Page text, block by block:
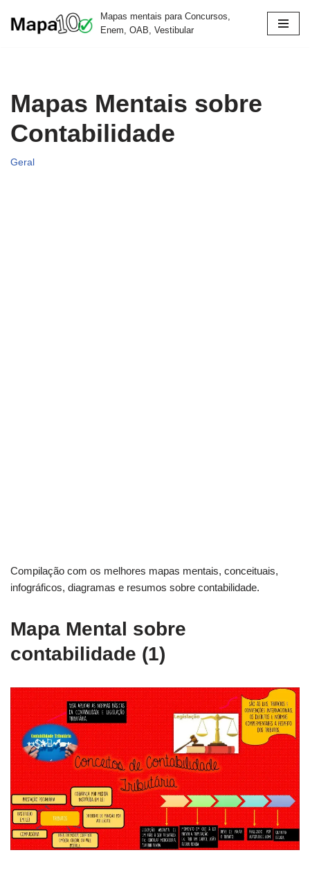
Mapas mentais para Concursos,
Enem, OAB, Vestibular
Mapas Mentais sobre
Contabilidade
Geral
Compilação com os melhores mapas mentais, conceituais,
infográficos, diagramas e resumos sobre contabilidade.
Mapa Mental sobre
contabilidade (1)